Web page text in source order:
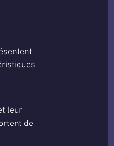
leur
de